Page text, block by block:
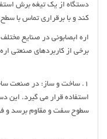
دستگاه از یک تیغه برش
کند و با برقراری تماس با
اره ابصابونی در صنایع
برخی از کاربردهای صنعتی اره
1. ساخت و ساز: در صنعت
استفاده قرار می گیرد. این
سطوح سفت و مقاوم برسد و